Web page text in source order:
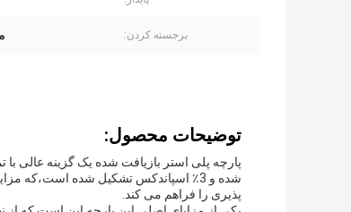
برجسته کردن:
توضیحات محصول:
شده و 3٪ اسپاندکس تشکیل شده است،که
پذیری را فراهم می کند.